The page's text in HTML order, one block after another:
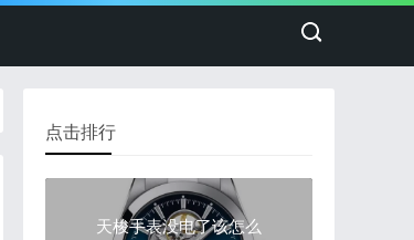
点击排行
天梭手表没电了该怎么